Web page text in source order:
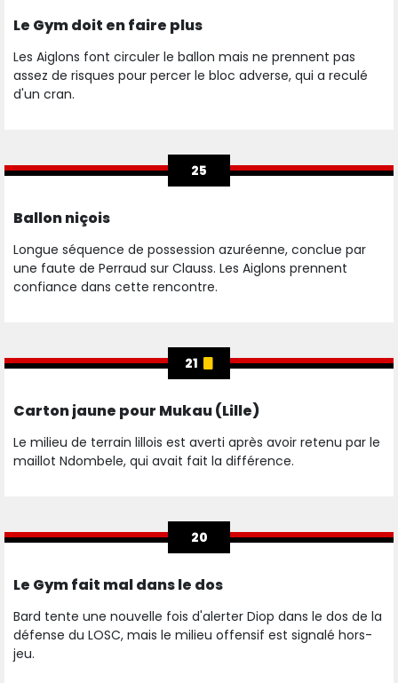
Le Gym doit en faire plus
Les Aiglons font circuler le ballon mais ne prennent pas
assez de risques pour percer le bloc adverse, qui a reculé
d'un cran.
25
Ballon niçois
Longue séquence de possession azuréenne, conclue par
une faute de Perraud sur Clauss. Les Aiglons prennent
confiance dans cette rencontre.
21
Carton jaune pour Mukau (Lille)
Le milieu de terrain lillois est averti après avoir retenu par le
maillot Ndombele, qui avait fait la différence.
20
Le Gym fait mal dans le dos
Bard tente une nouvelle fois d'alerter Diop dans le dos de la
défense du LOSC, mais le milieu offensif est signalé hors-
jeu.